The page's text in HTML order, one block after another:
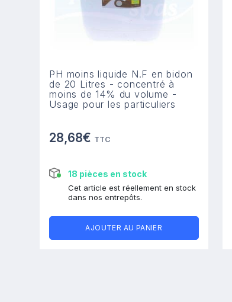
PH moins liquide N.F en bidon
de 20 Litres - concentré à
moins de 14% du volume -
Usage pour les particuliers
28,68€ TTC
18 pièces en stock
Cet article est réellement en stock
dans nos entrepôts.
AJOUTER AU PANIER